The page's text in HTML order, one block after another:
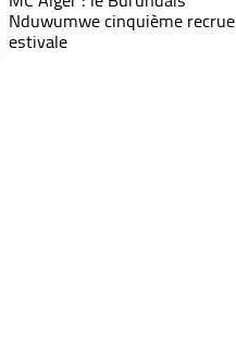
Nduwumwe cinquième recrue
estivale